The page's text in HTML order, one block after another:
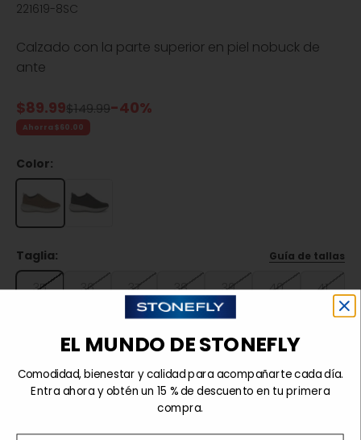
221619-8SC
Calzado con la parte superior en piel nobuck de
ante
Precio de oferta
$89.99Precio normal
$149.99-40%
Ahorra $60.00
Color:
Taglia: Guía de tallas
35 36 37 38 39 40 41
Agotado
EL MUNDO DE STONEFLY
Comodidad, bienestar y calidad para acompañarte cada día.
Entra ahora y obtén un 15 % de descuento en tu primera
compra.